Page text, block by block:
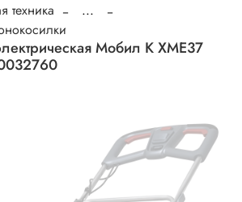
техника
...
Мобил К ХМЕ37